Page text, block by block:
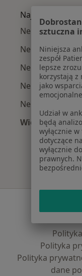
Neurolodzy z
Neurolodzy z
Neurolodzy z
Neurolodzy z
Neurolodzy z
Więcej (11)
Więcej w
Polityka
Polityka
dane
sztuczna
Niniejsza
zespół
lepsze
korzystają
jako
Udział w
będą
wyłącznie
dotyczące
wyłącznie
prawnych.